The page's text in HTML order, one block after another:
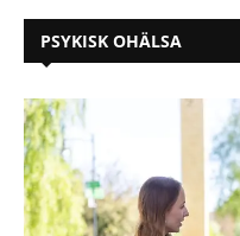
PSYKISK OHÄLSA